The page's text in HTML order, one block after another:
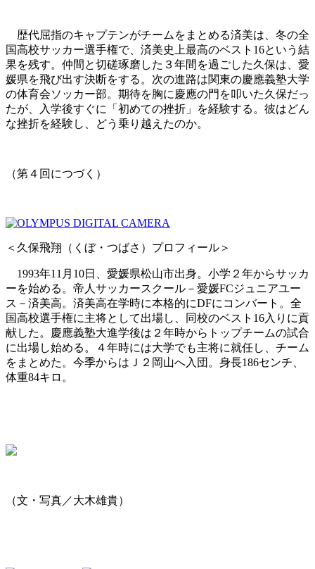
歴代屈指のキャプテンがチームをまとめる済美は、冬の全
国高校サッカー選手権で、済美史上最高のベスト16という結
果を残す。仲間と切磋琢磨した３年間を過ごした久保は、愛
媛県を飛び出す決断をする。次の進路は関東の慶應義塾大学
の体育会ソッカー部。期待を胸に慶應の門を叩いた久保だっ
たが、入学後すぐに「初めての挫折」を経験する。彼はどん
な挫折を経験し、どう乗り越えたのか。
（第４回につづく）
＜久保飛翔（くぼ・つばさ）プロフィール＞
1993年11月10日、愛媛県松山市出身。小学２年からサッカ
ーを始める。帝人サッカースクール－愛媛FCジュニアユー
ス－済美高。済美高在学時に本格的にDFにコンバート。全
国高校選手権に主将として出場し、同校のベスト16入りに貢
献した。慶應義塾大進学後は２年時からトップチームの試合
に出場し始める。４年時には大学でも主将に就任し、チーム
をまとめた。今季からはＪ２岡山へ入団。身長186センチ、
体重84キロ。
（文・写真／大木雄貴）